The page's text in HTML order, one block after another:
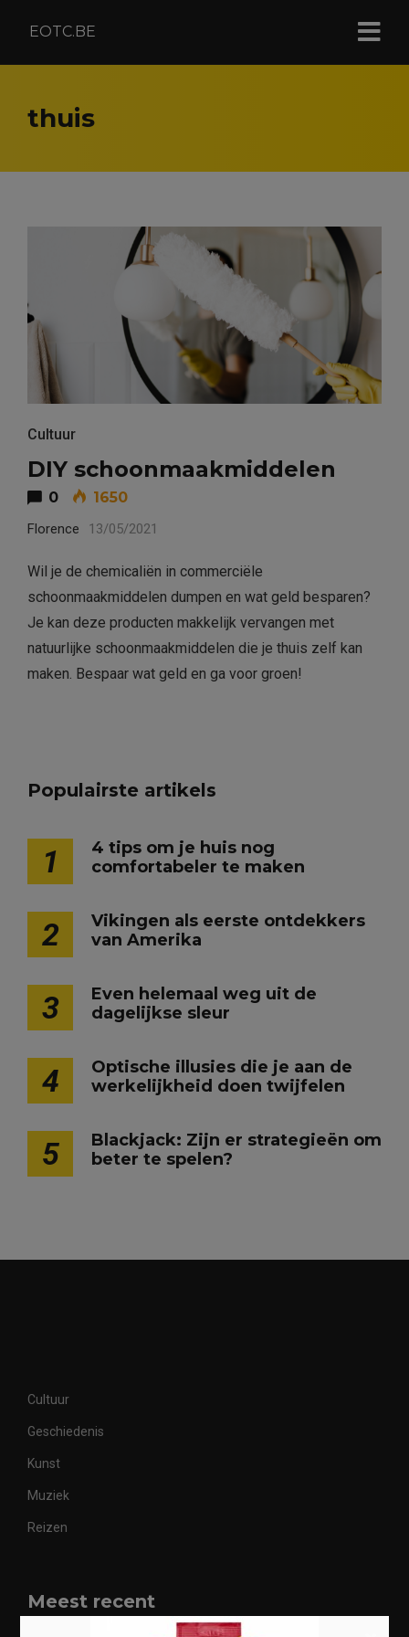
EOTC.BE
thuis
Cultuur
DIY schoonmaakmiddelen
0 1650
Florence 13/05/2021
Wil je de chemicaliën in commerciële
schoonmaakmiddelen dumpen en wat geld besparen?
Je kan deze producten makkelijk vervangen met
natuurlijke schoonmaakmiddelen die je thuis zelf kan
maken. Bespaar wat geld en ga voor groen!
Populairste artikels
1
4 tips om je huis nog
comfortabeler te maken
2
Vikingen als eerste ontdekkers
van Amerika
3
Even helemaal weg uit de
dagelijkse sleur
4
Optische illusies die je aan de
werkelijkheid doen twijfelen
5
Blackjack: Zijn er strategieën om
beter te spelen?
Cultuur
Geschiedenis
Kunst
Muziek
Reizen
Meest recent